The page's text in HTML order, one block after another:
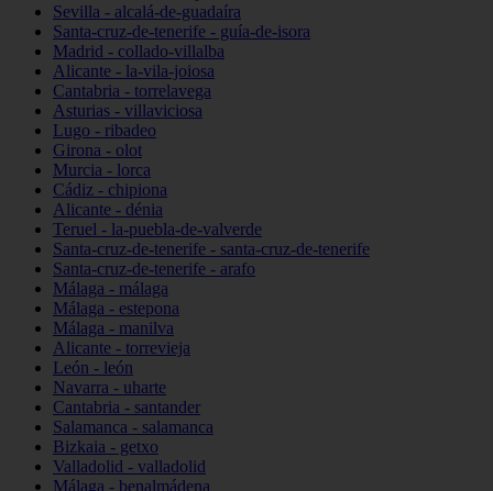
Sevilla - alcalá-de-guadaíra
Santa-cruz-de-tenerife - guía-de-isora
Madrid - collado-villalba
Alicante - la-vila-joiosa
Cantabria - torrelavega
Asturias - villaviciosa
Lugo - ribadeo
Girona - olot
Murcia - lorca
Cádiz - chipiona
Alicante - dénia
Teruel - la-puebla-de-valverde
Santa-cruz-de-tenerife - santa-cruz-de-tenerife
Santa-cruz-de-tenerife - arafo
Málaga - málaga
Málaga - estepona
Málaga - manilva
Alicante - torrevieja
León - león
Navarra - uharte
Cantabria - santander
Salamanca - salamanca
Bizkaia - getxo
Valladolid - valladolid
Málaga - benalmádena